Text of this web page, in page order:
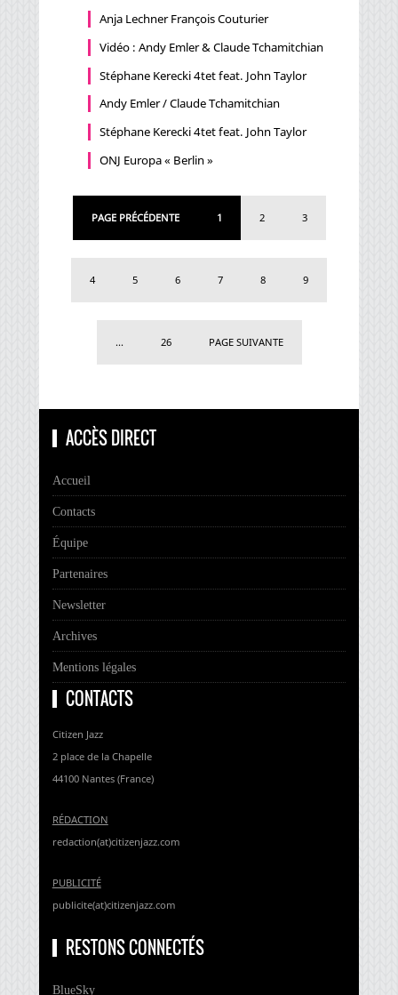
Anja Lechner François Couturier
Vidéo : Andy Emler & Claude Tchamitchian
Stéphane Kerecki 4tet feat. John Taylor
Andy Emler / Claude Tchamitchian
Stéphane Kerecki 4tet feat. John Taylor
ONJ Europa « Berlin »
PAGE PRÉCÉDENTE 1 2 3
4 5 6 7 8 9
... 26 PAGE SUIVANTE
ACCÈS DIRECT
Accueil
Contacts
Équipe
Partenaires
Newsletter
Archives
Mentions légales
CONTACTS
Citizen Jazz
2 place de la Chapelle
44100 Nantes (France)
RÉDACTION
redaction(at)citizenjazz.com
PUBLICITÉ
publicite(at)citizenjazz.com
RESTONS CONNECTÉS
BlueSky